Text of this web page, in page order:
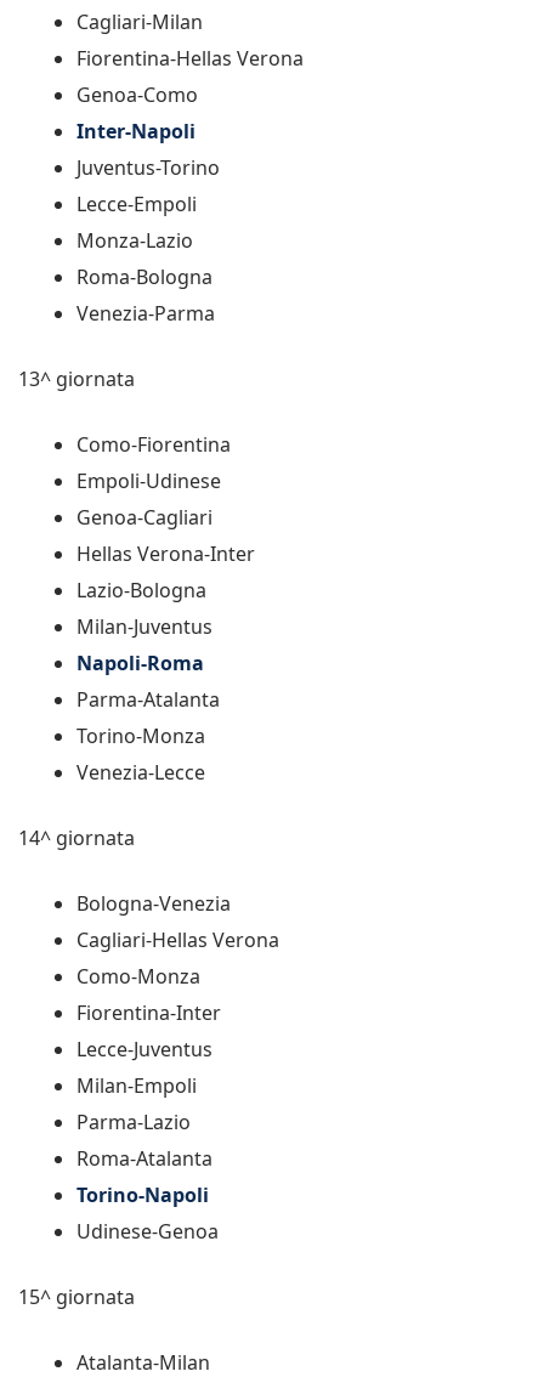
Cagliari-Milan
Fiorentina-Hellas Verona
Genoa-Como
Inter-Napoli
Juventus-Torino
Lecce-Empoli
Monza-Lazio
Roma-Bologna
Venezia-Parma
13^ giornata
Como-Fiorentina
Empoli-Udinese
Genoa-Cagliari
Hellas Verona-Inter
Lazio-Bologna
Milan-Juventus
Napoli-Roma
Parma-Atalanta
Torino-Monza
Venezia-Lecce
14^ giornata
Bologna-Venezia
Cagliari-Hellas Verona
Como-Monza
Fiorentina-Inter
Lecce-Juventus
Milan-Empoli
Parma-Lazio
Roma-Atalanta
Torino-Napoli
Udinese-Genoa
15^ giornata
Atalanta-Milan